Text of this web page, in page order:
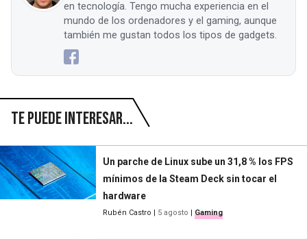
en tecnología. Tengo mucha experiencia en el
mundo de los ordenadores y el gaming, aunque
también me gustan todos los tipos de gadgets.
Te puede interesar...
Un parche de Linux sube un 31,8 % los FPS
mínimos de la Steam Deck sin tocar el
hardware
Rubén Castro | 5 agosto | Gaming